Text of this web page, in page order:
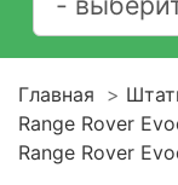
Главная
Range Rover
Range Rover